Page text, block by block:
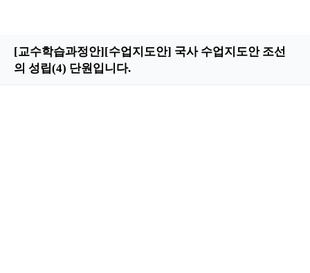
[교수학습과정안][수업지도안] 국사 수업지도안 조선
의 성립(4) 단원입니다.